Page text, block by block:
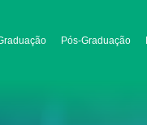
Pós-Graduação